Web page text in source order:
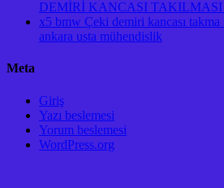
DEMİRİ KANCASI
x5 bmw Çeki demiri kancası takma
ankara usta mühendislik
Meta
Giriş
Yazı beslemesi
Yorum beslemesi
WordPress.org